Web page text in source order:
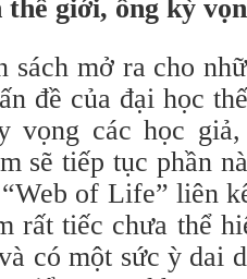
thế giới, ông kỳ
sách mở ra cho
đề của đại học
vọng các học
sẽ tiếp tục phần
of Life” liên
rất tiếc chưa thể
có một sức ỳ dai